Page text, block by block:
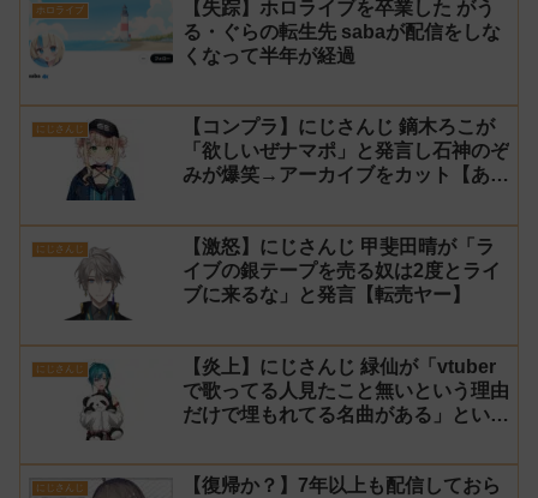
ホロライブ
【失踪】ホロライブを卒業した がう
る・ぐらの転生先 sabaが配信をしな
くなって半年が経過
にじさんじ
【コンプラ】にじさんじ 鏑木ろこが
「欲しいぜナマポ」と発言し石神のぞ
みが爆笑→アーカイブをカット【あら
にじさんじ
【激怒】にじさんじ 甲斐田晴が「ラ
イブの銀テープを売る奴は2度とライ
ブに来るな」と発言【転売ヤー】
にじさんじ
【炎上】にじさんじ 緑仙が「vtuber
で歌ってる人見たこと無いという理由
だけで埋もれてる名曲がある」という
にじさんじ
【復帰か？】7年以上も配信しておら